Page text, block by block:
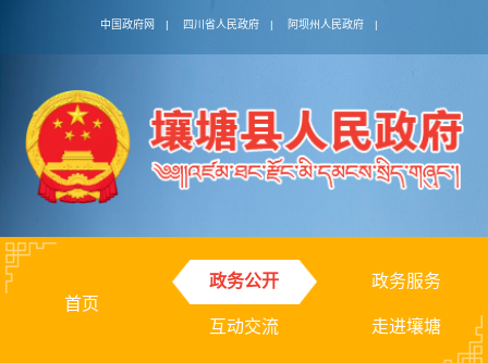
中国政府网 | 四川省人民政府 | 阿坝州人民政府 |
首页
政务公开 政务服务
互动交流 走进壤塘